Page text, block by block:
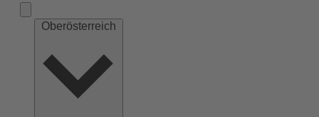
Oberösterreich